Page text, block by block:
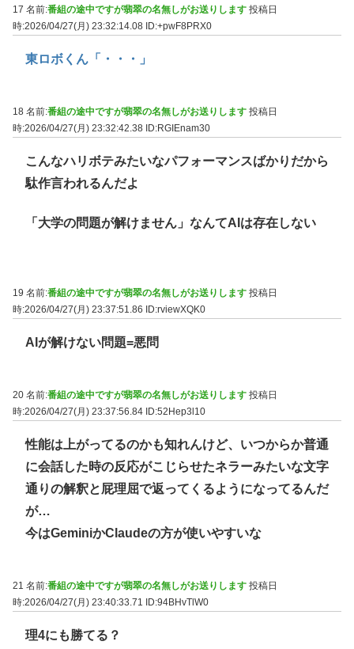
17 名前:番組の途中ですが翡翠の名無しがお送りします 投稿日
時:2026/04/27(月) 23:32:14.08 ID:+pwF8PRX0
東ロボくん「・・・」
18 名前:番組の途中ですが翡翠の名無しがお送りします 投稿日
時:2026/04/27(月) 23:32:42.38 ID:RGIEnam30
こんなハリボテみたいなパフォーマンスばかりだから
駄作言われるんだよ
「大学の問題が解けません」なんてAIは存在しない
19 名前:番組の途中ですが翡翠の名無しがお送りします 投稿日
時:2026/04/27(月) 23:37:51.86
ID:rviewXQK0
AIが解けない問題=悪問
20 名前:番組の途中ですが翡翠の名無しがお送りします 投稿日
時:2026/04/27(月) 23:37:56.84 ID:52Hep3l10
性能は上がってるのかも知れんけど、いつからか普通
に会話した時の反応がこじらせたネラーみたいな文字
通りの解釈と屁理屈で返ってくるようになってるんだ
が…
今はGeminiかClaudeの方が使いやすいな
21 名前:番組の途中ですが翡翠の名無しがお送りします 投稿日
時:2026/04/27(月) 23:40:33.71 ID:94BHvTlW0
理4にも勝てる？